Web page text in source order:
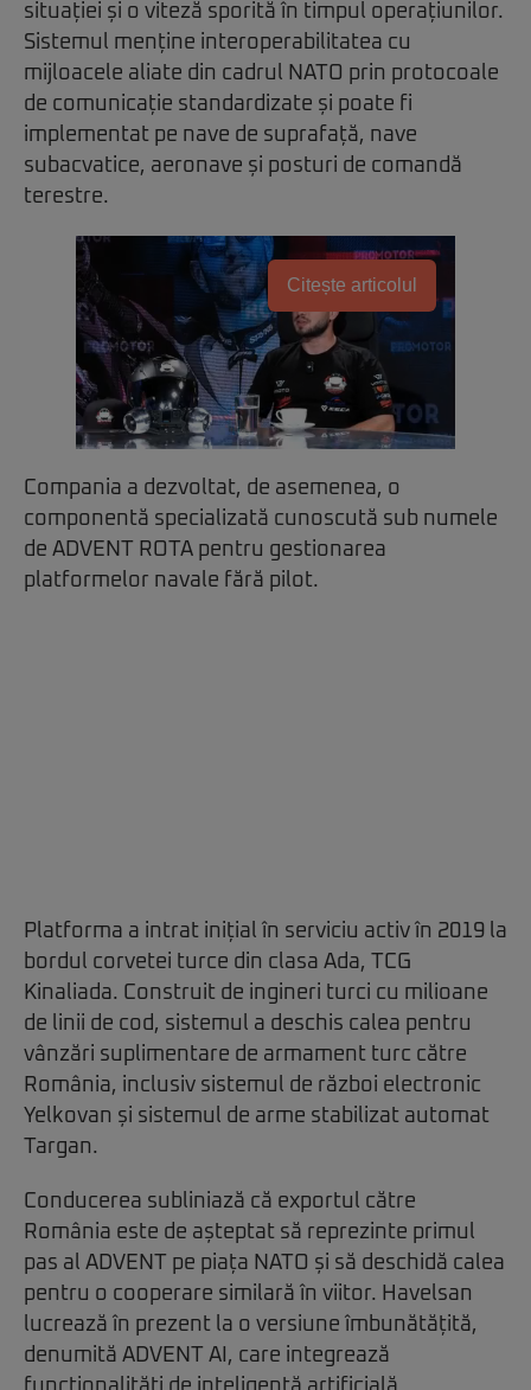
situației și o viteză sporită în timpul operațiunilor.
Sistemul menține interoperabilitatea cu
mijloacele aliate din cadrul NATO prin protocoale
de comunicație standardizate și poate fi
implementat pe nave de suprafață, nave
subacvatice, aeronave și posturi de comandă
terestre.
Citește articolul
Compania a dezvoltat, de asemenea, o
componentă specializată cunoscută sub numele
de ADVENT ROTA pentru gestionarea
platformelor navale fără pilot.
Platforma a intrat inițial în serviciu activ în 2019 la
bordul corvetei turce din clasa Ada, TCG
Kinaliada. Construit de ingineri turci cu milioane
de linii de cod, sistemul a deschis calea pentru
vânzări suplimentare de armament turc către
România, inclusiv sistemul de război electronic
Yelkovan și sistemul de arme stabilizat automat
Targan.
Conducerea subliniază că exportul către
România este de așteptat să reprezinte primul
pas al ADVENT pe piața NATO și să deschidă calea
pentru o cooperare similară în viitor. Havelsan
lucrează în prezent la o versiune îmbunătățită,
denumită ADVENT AI, care integrează